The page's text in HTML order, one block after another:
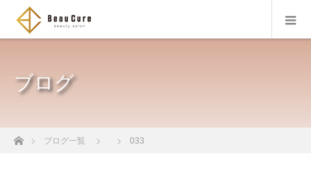
ブログ
ホームブログ一覧 033